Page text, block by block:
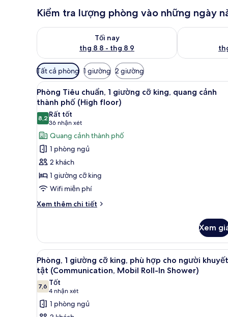
Kiểm tra lượng phòng vào những ngày
Tối nay
thg 8 8 - thg 8 9
Kiểm tra lượng phòng tối nay từ thg 8 8 - thg 8 9
Kiểm tra
Bộ
lọc
có
thể
dùng
để
lọc
tìm
phòng
Tất cả phòng 1 giường 2 giường
Xem
tất
cả
ảnh
Phòng
Tiêu
chuẩn,
1
giường
cỡ
king,
thành
phố
(High
floor)
Két bảo mật tại phòng, bàn,
7
Phòng Tiêu chuẩn, 1 giường cỡ king, quang cảnh
thành phố (High floor)
8,28,2 trên 10
Rất tốt
36 nhận xét
(36
nhận
xét)
Quang cảnh thành phố
1 phòng ngủ
2 khách
1 giường cỡ king
Wifi miễn phí
Xem thêm chi tiết
Chi
Phòng
Tiêu
chuẩn,
1
giường
cỡ
king,
quang
cảnh
Xem
Xem
tất
cả
ảnh
Phòng,
Két bảo mật tại phòng, bàn,
4
Phòng, 1 giường cỡ king, phù hợp cho người khuyết
tật (Communication, Mobil Roll-In Shower)
7,67,6 trên 10
Tốt
4 nhận xét
(4
nhận
xét)
1 phòng ngủ